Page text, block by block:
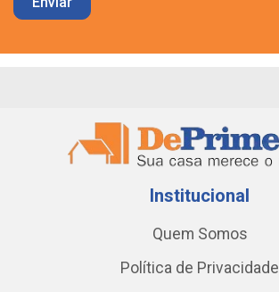
Institucional
Quem Somos
Política de Privacidade